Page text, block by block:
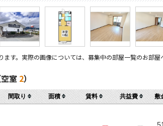
す。実際の画像については、募集中の部屋一覧のお部屋
室 2）
間取り 面積 賃料 共益費 敷